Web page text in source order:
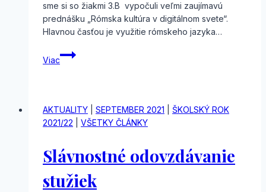
sme si so žiakmi 3.B vypočuli veľmi zaujímavú
prednášku „Rómska kultúra v digitálnom svete“.
Hlavnou časťou je využitie rómskeho jazyka…
Viac
Európsky
deň
ruský
jazyk
AKTUALITY SEPTEMBER 2021
ŠKOLSKÝ ROK
2021/22
VŠETKY ČLÁNKY
Slávnostné odovzdávanie
stužiek